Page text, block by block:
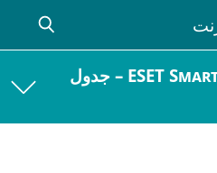
ESET Smart Security Premium – جدول